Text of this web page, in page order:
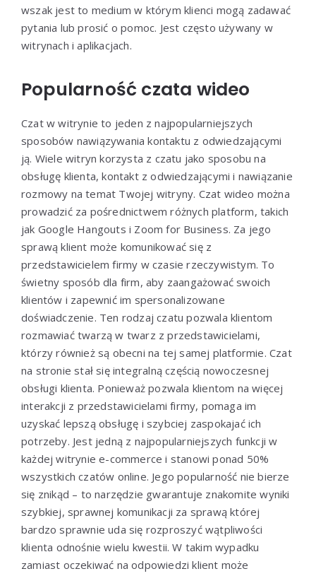
wszak jest to medium w którym klienci mogą zadawać
pytania lub prosić o pomoc. Jest często używany w
witrynach i aplikacjach.
Popularność czata wideo
Czat w witrynie to jeden z najpopularniejszych
sposobów nawiązywania kontaktu z odwiedzającymi
ją. Wiele witryn korzysta z czatu jako sposobu na
obsługę klienta, kontakt z odwiedzającymi i nawiązanie
rozmowy na temat Twojej witryny. Czat wideo można
prowadzić za pośrednictwem różnych platform, takich
jak Google Hangouts i Zoom for Business. Za jego
sprawą klient może komunikować się z
przedstawicielem firmy w czasie rzeczywistym. To
świetny sposób dla firm, aby zaangażować swoich
klientów i zapewnić im spersonalizowane
doświadczenie. Ten rodzaj czatu pozwala klientom
rozmawiać twarzą w twarz z przedstawicielami,
którzy również są obecni na tej samej platformie. Czat
na stronie stał się integralną częścią nowoczesnej
obsługi klienta. Ponieważ pozwala klientom na więcej
interakcji z przedstawicielami firmy, pomaga im
uzyskać lepszą obsługę i szybciej zaspokajać ich
potrzeby. Jest jedną z najpopularniejszych funkcji w
każdej witrynie e-commerce i stanowi ponad 50%
wszystkich czatów online. Jego popularność nie bierze
się znikąd – to narzędzie gwarantuje znakomite wyniki
szybkiej, sprawnej komunikacji za sprawą której
bardzo sprawnie uda się rozproszyć wątpliwości
klienta odnośnie wielu kwestii. W takim wypadku
zamiast oczekiwać na odpowiedzi klient może